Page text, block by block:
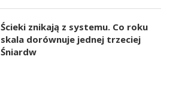
Ścieki znikają z systemu. Co roku
skala dorównuje jednej trzeciej
Śniardw